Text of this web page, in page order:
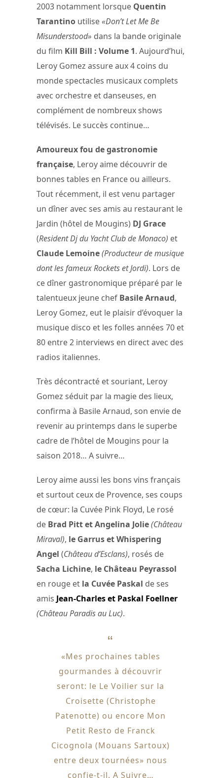
2003 notamment lorsque Quentin
Tarantino utilise«Don’t Let Me Be
Misunderstood» dans la bande originale
du film Kill Bill : Volume 1. Aujourd’hui,
Leroy Gomez assure aux 4 coins du
monde spectacles musicaux complets
avec orchestre et danseuses, en
complément de nombreux shows
télévisés. Le succès continue…
Amoureux fou de gastronomie
française, Leroy aime découvrir de
bonnes tables en France ou ailleurs.
Tout récemment, il est venu partager
un dîner avec ses amis au restaurant le
Jardin (hôtel de Mougins) DJ Grace
(Resident Dj du Yacht Club de Monaco) et
Claude Lemoine(Producteur de musique
dont les fameux Rockets et Jordi). Lors de
ce dîner gastronomique préparé par le
talentueux jeune chef Basile Arnaud,
Leroy Gomez, eut le plaisir d’évoquer la
musique disco et les folles années 70 et
80 entre 2 interviews en direct avec des
radios italiennes.
Très décontracté et souriant, Leroy
Gomez séduit par la magie des lieux,
confirma à Basile Arnaud, son envie de
revenir au printemps dans le superbe
cadre de l’hôtel de Mougins pour la
saison 2018… A suivre…
Leroy aime aussi les bons vins français
et surtout ceux de Provence, ses coups
de cœur: la Cuvée Pink Floyd, Le rosé
de Brad Pitt et Angelina Jolie(Château
Miraval), le Garrus et Whispering
Angel (Château d’Esclans), rosés de
Sacha Lichine, le Château Peyrassol
en rouge et la Cuvée Paskal de ses
amis Jean-Charles et Paskal Foellner
(Château Paradis au Luc).
«Mes prochaines tables
gourmandes à découvrir
seront: le Le Voilier sur la
Croisette (Christophe
Patenotte) ou encore Mon
Petit Resto de Franck
Cicognola (Mouans Sartoux)
entre deux tournées» nous
confie-t-il. A Suivre…